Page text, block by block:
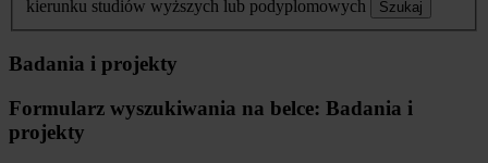
kierunku studiów wyższych lub podyplomowych
Szukaj
Badania i projekty
Formularz wyszukiwania na belce: Badania i
projekty